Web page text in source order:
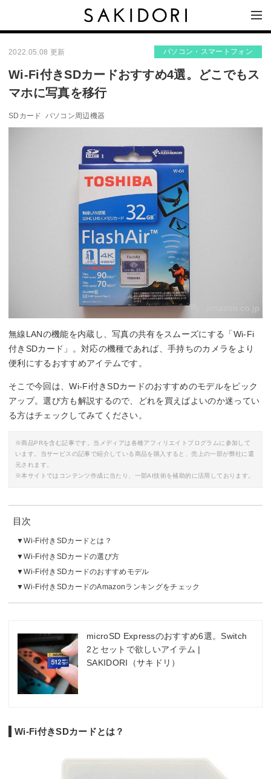
2022.05.08 更新 パソコン・スマートフォン
Wi-Fi付きSDカードおすすめ4選。どこでもス
マホに写真を移行
SDカード パソコン周辺機器
amazon.co.jp
無線LANの機能を内蔵し、写真の共有をスムーズにする「Wi-Fi
付きSDカード」。対応の機種であれば、手持ちのカメラをより
便利にするおすすめアイテムです。
そこで今回は、Wi-Fi付きSDカードのおすすめのモデルをピック
アップ。選び方も解説するので、どれを買えばよいのか迷ってい
る方はチェックしてみてください。
※商品PRを含む記事です。当メディアは各種アフィリエイトプログラムに参加して
います。当サービスの記事で紹介している商品を購入すると、売上の一部が弊社に還
元されます。
※本サイトではコンテンツ作成に当たり、一部AI技術を補助的に活用しております。
目次
Wi-Fi付きSDカードとは？
Wi-Fi付きSDカードの選び方
Wi-Fi付きSDカードのおすすめモデル
Wi-Fi付きSDカードのAmazonランキングをチェック
microSD Expressのおすすめ6選。Switch
2とセットで欲しいアイテム |
SAKIDORI（サキドリ）
Wi-Fi付きSDカードとは？